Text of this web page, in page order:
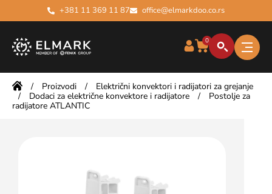
+381 11 369 11 87 office@elmarkdoo.co.rs
0
/ Proizvodi /
Električni konvektori i radijatori za grejanje
/
Dodaci za električne konvektore i radijatore /
Postolje za
radijatore ATLANTIC